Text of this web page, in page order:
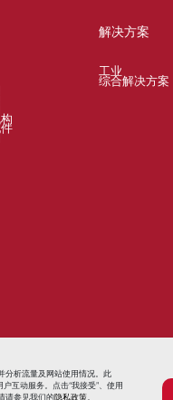
分析流量及网站使用情况。此
互动服务。点击“我接受”、使用
请参见我们的隐私政策
解决方案
工业
综合解决方案